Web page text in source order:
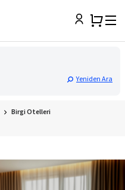
Yeniden Ara
Birgi Otelleri